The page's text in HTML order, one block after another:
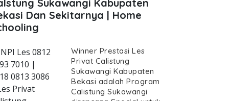
sukawangi--guru-
Sukawangi Kabupaten
Dan Sekitarnya | Home
Les 0812
7010 |
0813 3086
Privat
Winner Prestasi Les
Privat Calistung
Sukawangi Kabupaten
Bekasi adalah Program
Calistung Sukawangi